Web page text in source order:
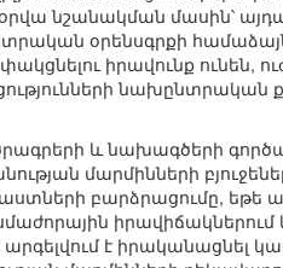
նշանակման մասին՝
օրենսգրքի
իրավունք ունեն,
և նախագծերի
մարմինների
բարձրացումը, եթե
է իրականացնել